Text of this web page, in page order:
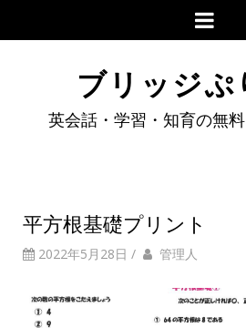
ブリッジぷ
英会話・学習・知育の無
平方根基礎プリント
2022年5月28日 / 管理人